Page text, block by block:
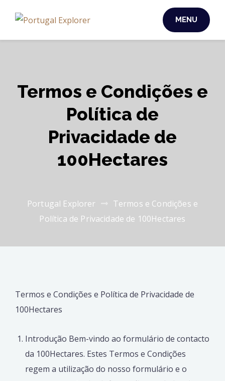
MENU
Termos e Condições e
Política de
Privacidade de
100Hectares
Portugal Explorer
Termos e Condições e
Política de Privacidade de 100Hectares
Termos e Condições e Política de Privacidade de
100Hectares
Introdução Bem-vindo ao formulário de contacto
da 100Hectares. Estes Termos e Condições
regem a utilização do nosso formulário e o